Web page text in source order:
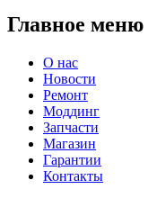
Главное меню
О нас
Новости
Ремонт
Моддинг
Запчасти
Магазин
Гарантии
Контакты